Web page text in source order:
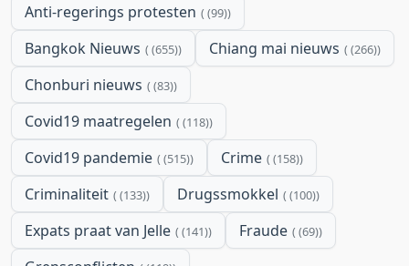
Anti-regerings protesten (99)
Bangkok Nieuws (655) Chiang mai nieuws (266)
Chonburi nieuws (83)
Covid19 maatregelen (118)
Covid19 pandemie (515) Crime (158)
Criminaliteit (133) Drugssmokkel (100)
Expats praat van Jelle (141) Fraude (69)